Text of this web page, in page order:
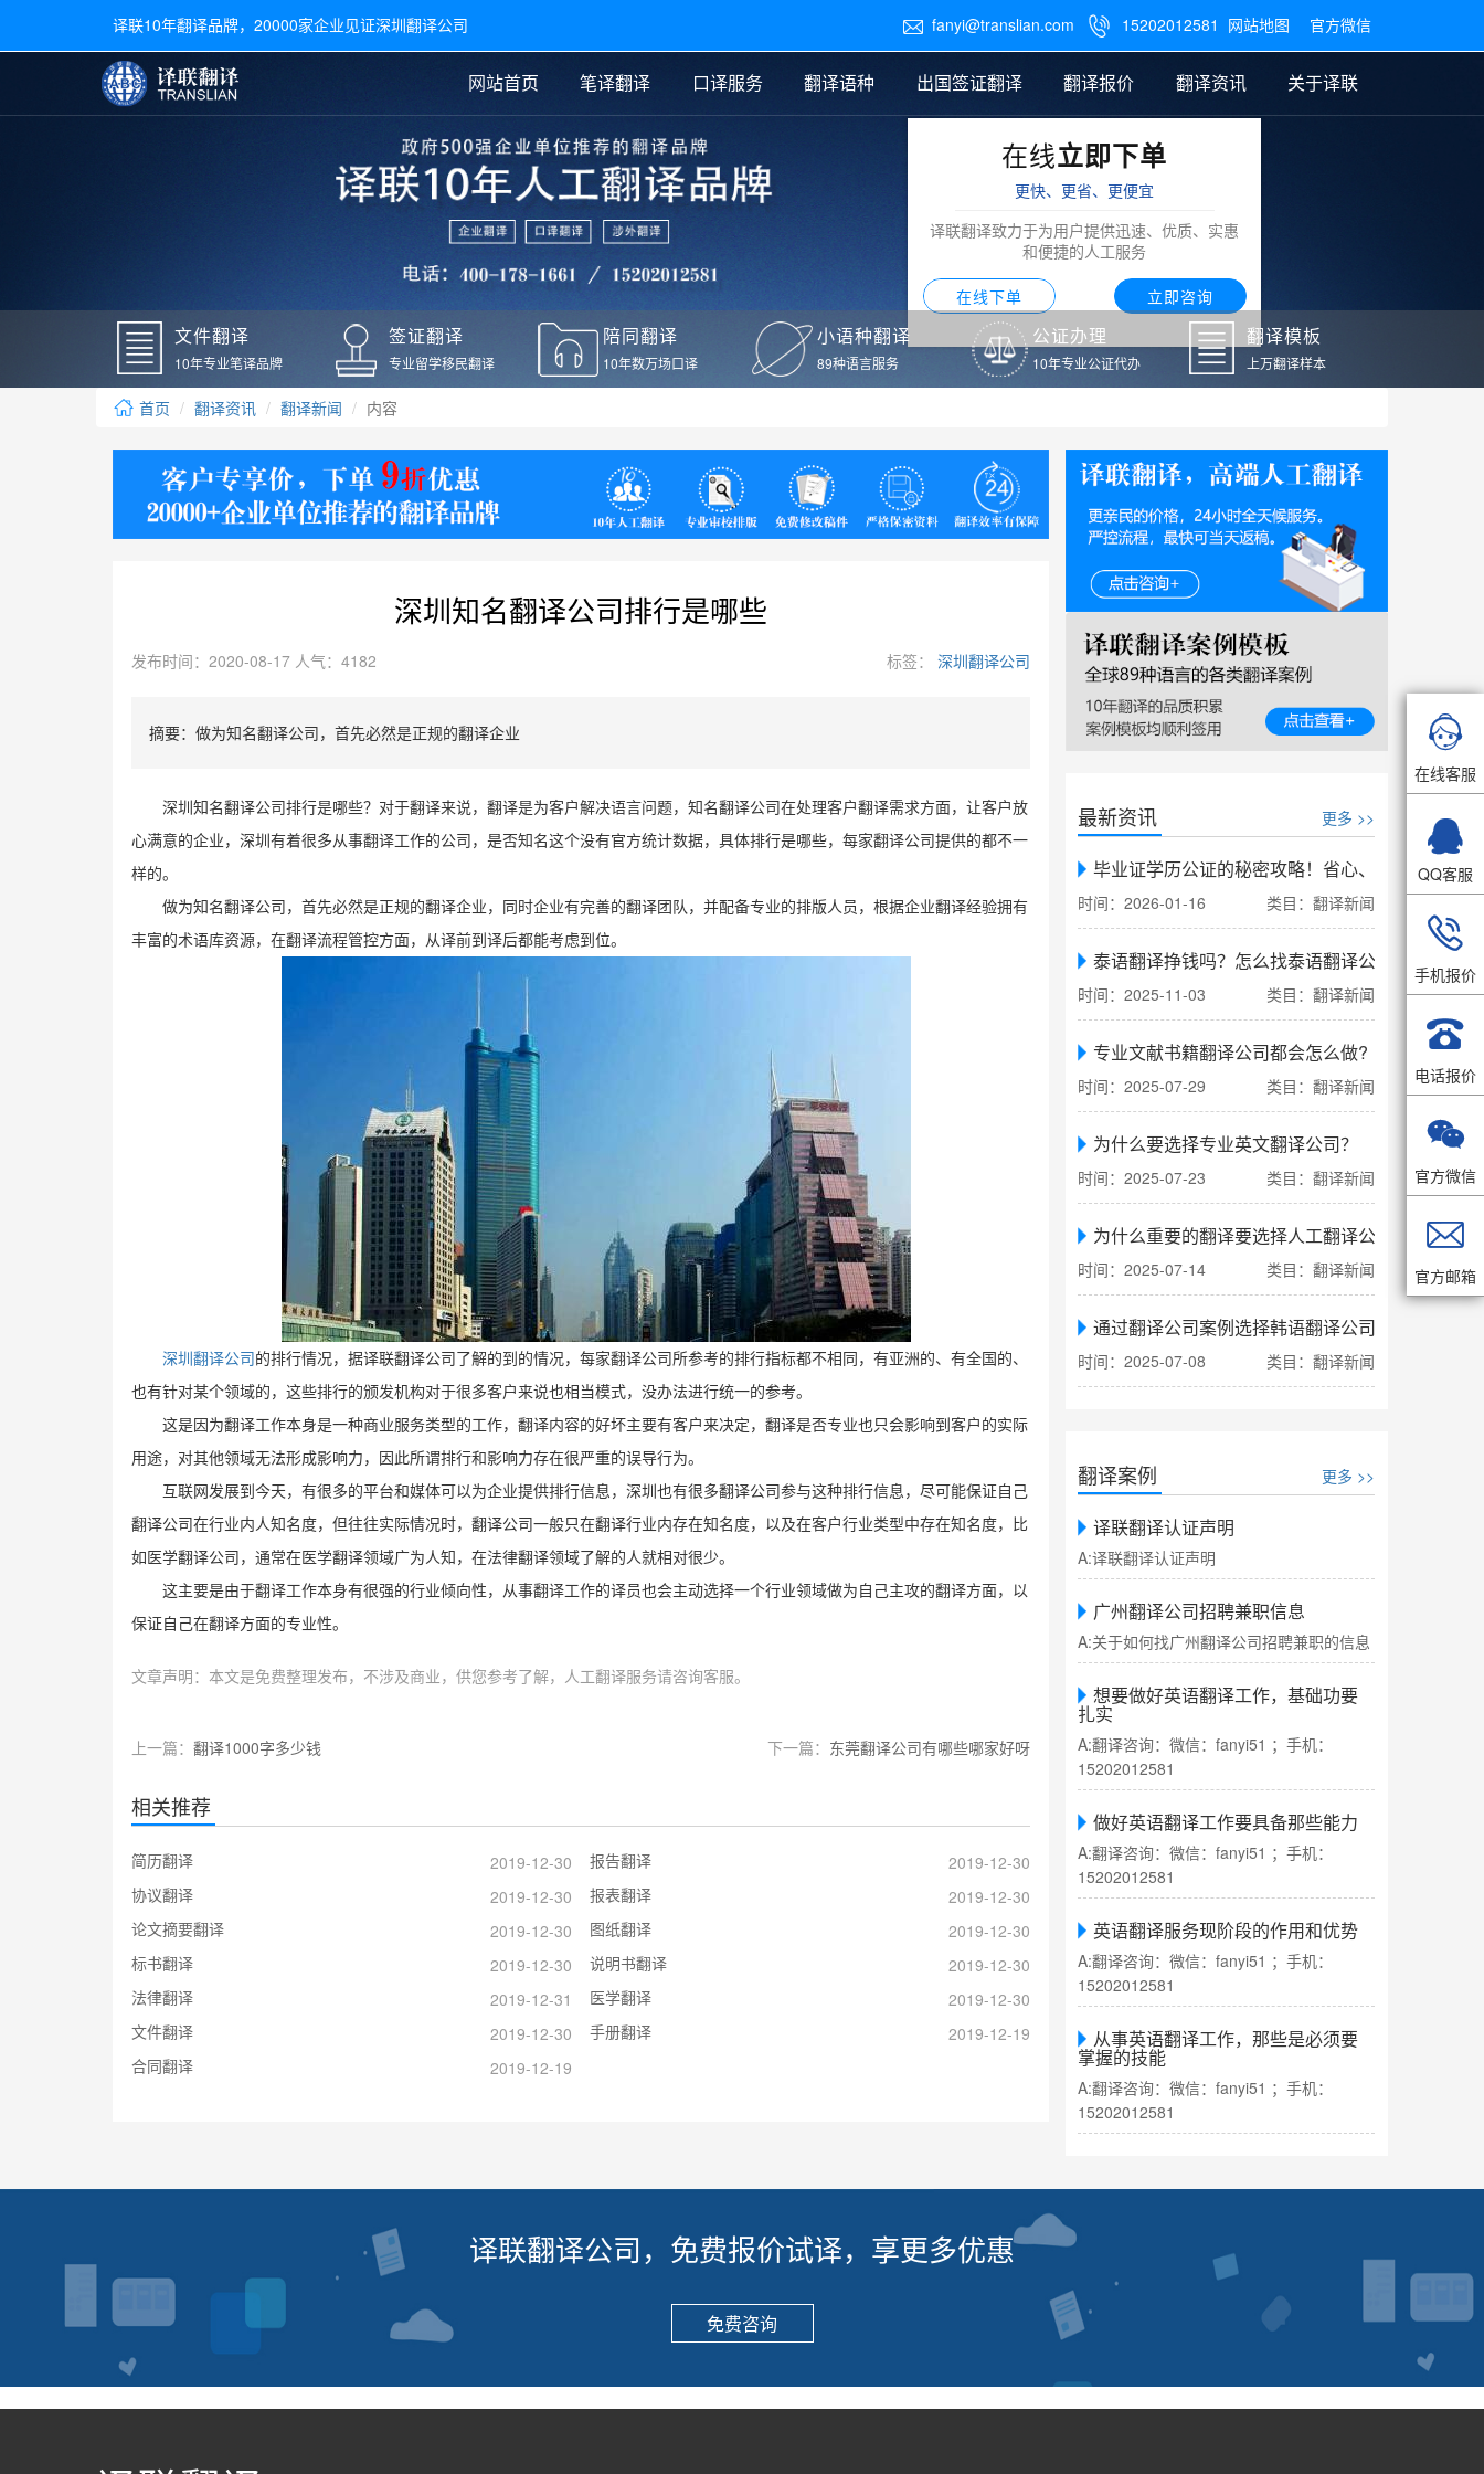
译联10年翻译品牌，20000家企业见证深圳翻译公司  fanyi@translian.com  15202012581 网站地图 官方微信
网站首页 笔译翻译
文件翻译 医学翻译 法律翻译 说明书翻译 图纸翻译
口译服务
广交会翻译 交替传译 同声传译
翻译语种
常用语种翻译
日语翻译
德语翻译
老挝语翻译 泰语翻译
葡萄牙语翻译
出国签证翻译
毕业证翻译
户口本翻译
学位证翻译
身份证翻译
签证材料翻译
银行流水翻译
驾照翻译
疫苗本翻译
新冠疫苗接种证明翻译
核酸检测报告英文版翻
译
翻译报价
笔译翻译报价
证件翻译报价
翻译资讯
公证样本
签证翻译
口译新闻
翻译新闻
关于译联
在线立即下单
更快、更省、更便宜
译联翻译致力于为用户提供迅速、优质、实惠
和便捷的人工服务
在线下单 立即咨询
文件翻译
10年专业笔译品牌
签证翻译
专业留学移民翻译
陪同翻译
10年数万场口译
小语种翻译
89种语言服务
公证办理
10年专业公证代办
翻译模板
上万翻译样本
首页 翻译资讯 翻译新闻 内容
深圳知名翻译公司排行是哪些
发布时间：2020-08-17 人气：4182 标签： 深圳翻译公司
摘要：做为知名翻译公司，首先必然是正规的翻译企业
深圳知名翻译公司排行是哪些？对于翻译来说，翻译是为客户解决语言问题，知名翻译公司在处理客户翻译需求方面，让客户放
心满意的企业，深圳有着很多从事翻译工作的公司，是否知名这个没有官方统计数据，具体排行是哪些，每家翻译公司提供的都不一
样的。
做为知名翻译公司，首先必然是正规的翻译企业，同时企业有完善的翻译团队，并配备专业的排版人员，根据企业翻译经验拥有
丰富的术语库资源，在翻译流程管控方面，从译前到译后都能考虑到位。
深圳翻译公司 的排行情况，据译联翻译公司了解的到的情况，每家翻译公司所参考的排行指标都不相同，有亚洲的、有全国的、
也有针对某个领域的，这些排行的颁发机构对于很多客户来说也相当模式，没办法进行统一的参考。
这是因为翻译工作本身是一种商业服务类型的工作，翻译内容的好坏主要有客户来决定，翻译是否专业也只会影响到客户的实际
用途，对其他领域无法形成影响力，因此所谓排行和影响力存在很严重的误导行为。
互联网发展到今天，有很多的平台和媒体可以为企业提供排行信息，深圳也有很多翻译公司参与这种排行信息，尽可能保证自己
翻译公司在行业内人知名度，但往往实际情况时，翻译公司一般只在翻译行业内存在知名度，以及在客户行业类型中存在知名度，比
如医学翻译公司，通常在医学翻译领域广为人知，在法律翻译领域了解的人就相对很少。
这主要是由于翻译工作本身有很强的行业倾向性，从事翻译工作的译员也会主动选择一个行业领域做为自己主攻的翻译方面，以
保证自己在翻译方面的专业性。
文章声明：本文是免费整理发布，不涉及商业，供您参考了解，人工翻译服务请咨询客服。
上一篇： 翻译1000字多少钱 下一篇： 东莞翻译公司有哪些哪家好呀
相关推荐
简历翻译 2019-12-30 报告翻译
2019-12-30
协议翻译
2019-12-30 报表翻译
2019-12-30
论文摘要翻译
2019-12-30 图纸翻译
2019-12-30
标书翻译
2019-12-30 说明书翻译
2019-12-30
法律翻译
2019-12-31 医学翻译
2019-12-30
文件翻译
2019-12-30 手册翻译
2019-12-19
合同翻译
2019-12-19
最新资讯 更多 >>
毕业证学历公证的秘密攻略！省心、省力、省时
时间：2026-01-16 类目：翻译新闻
泰语翻译挣钱吗？怎么找泰语翻译公司翻译
时间：2025-11-03 类目：翻译新闻
专业文献书籍翻译公司都会怎么做?
时间：2025-07-29 类目：翻译新闻
为什么要选择专业英文翻译公司？
时间：2025-07-23 类目：翻译新闻
为什么重要的翻译要选择人工翻译公司
时间：2025-07-14 类目：翻译新闻
通过翻译公司案例选择韩语翻译公司
时间：2025-07-08 类目：翻译新闻
翻译案例 更多 >>
译联翻译认证声明
A:译联翻译认证声明
广州翻译公司招聘兼职信息
A:关于如何找广州翻译公司招聘兼职的信息
想要做好英语翻译工作，基础功要
扎实
A:翻译咨询：微信：fanyi51 ；手机：
15202012581
做好英语翻译工作要具备那些能力
A:翻译咨询：微信：fanyi51 ；手机：
15202012581
英语翻译服务现阶段的作用和优势
A:翻译咨询：微信：fanyi51 ；手机：
15202012581
从事英语翻译工作，那些是必须要
掌握的技能
A:翻译咨询：微信：fanyi51 ；手机：
15202012581
译联翻译公司，免费报价试译，享更多优惠
免费咨询

在线客服

QQ客服

手机报价

电话报价

官方微信

官方邮箱